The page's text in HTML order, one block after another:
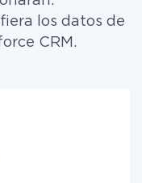
los datos de
CRM.